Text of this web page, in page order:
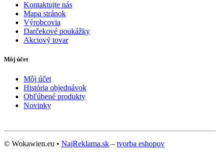
Kontaktujte nás
Mapa stránok
Výrobcovia
Darčekové poukážky
Akciový tovar
Môj účet
Môj účet
História objednávok
Obľúbené produkty
Novinky
© Wokawien.eu • NajReklama.sk – tvorba eshopov